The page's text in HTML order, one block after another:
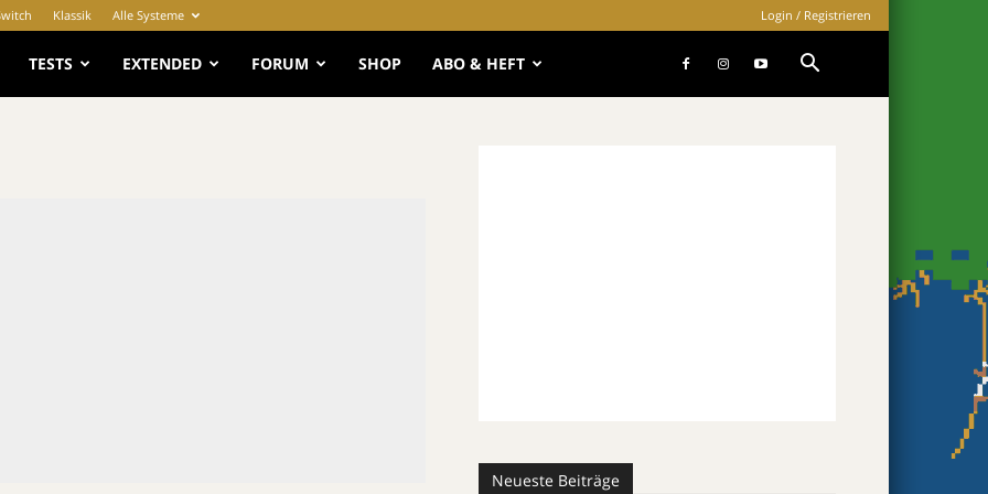
Klassik Alle Systeme Login / Registrieren
TESTS EXTENDED FORUM SHOP ABO & HEFT
Neueste Beiträge